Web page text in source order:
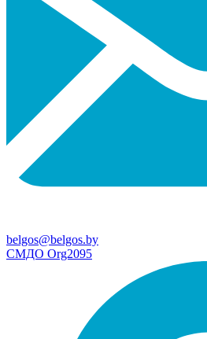
belgos@belgos.by
СМДО Org2095